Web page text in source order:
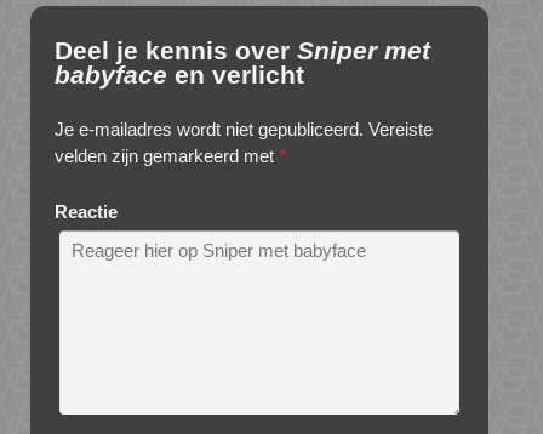
Deel je kennis over Sniper met
babyface en verlicht
Je e-mailadres wordt niet gepubliceerd. Vereiste
velden zijn gemarkeerd met *
Reactie